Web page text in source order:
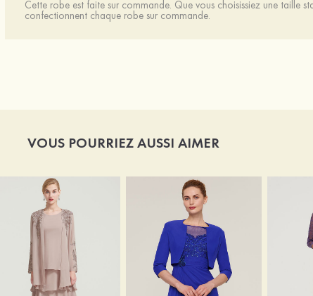
Cette robe est faite sur commande. Que vous choisissiez une taille
confectionnent chaque robe sur commande.
VOUS POURRIEZ AUSSI AIMER